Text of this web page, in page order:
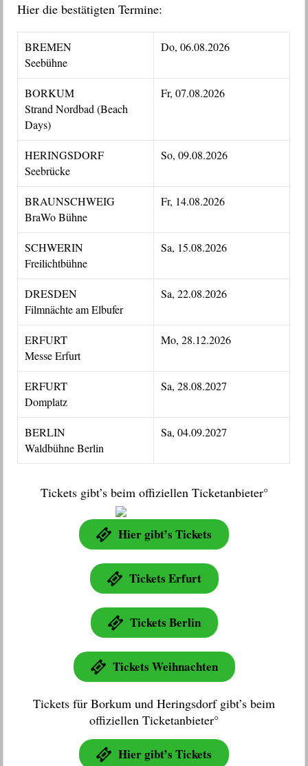
Hier die bestätigten Termine:
BREMEN
Seebühne
Do, 06.08.2026
BORKUM
Strand Nordbad (Beach
Days)
Fr, 07.08.2026
HERINGSDORF
Seebrücke
So, 09.08.2026
BRAUNSCHWEIG
BraWo Bühne
Fr, 14.08.2026
SCHWERIN
Freilichtbühne
Sa, 15.08.2026
DRESDEN
Filmnächte am Elbufer
Sa, 22.08.2026
ERFURT
Messe Erfurt
Mo, 28.12.2026
ERFURT
Domplatz
Sa, 28.08.2027
BERLIN
Waldbühne Berlin
Sa, 04.09.2027
Tickets gibt’s beim offiziellen Ticketanbieter°
Hier gibt’s Tickets
Tickets Erfurt
Tickets Berlin
Tickets Weihnachten
Tickets für Borkum und Heringsdorf gibt’s beim
offiziellen Ticketanbieter°
Hier gibt’s Tickets